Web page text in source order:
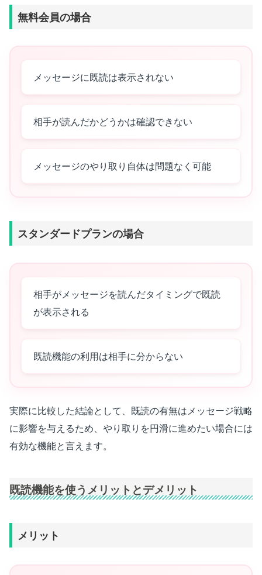
無料会員の場合
メッセージに既読は表示されない
相手が読んだかどうかは確認できない
メッセージのやり取り自体は問題なく可能
スタンダードプランの場合
相手がメッセージを読んだタイミングで既読
が表示される
既読機能の利用は相手に分からない
実際に比較した結論として、既読の有無はメッセージ戦略
に影響を与えるため、やり取りを円滑に進めたい場合には
有効な機能と言えます。
既読機能を使うメリットとデメリット
メリット